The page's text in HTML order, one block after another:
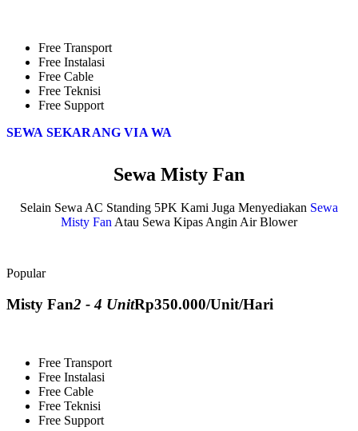
Free Transport
Free Instalasi
Free Cable
Free Teknisi
Free Support
SEWA SEKARANG VIA WA
Sewa Misty Fan
Selain Sewa AC Standing 5PK Kami Juga Menyediakan Sewa
Misty FanAtau Sewa Kipas Angin Air Blower
Popular
Misty Fan2 - 4 UnitRp350.000/Unit/Hari
Free Transport
Free Instalasi
Free Cable
Free Teknisi
Free Support